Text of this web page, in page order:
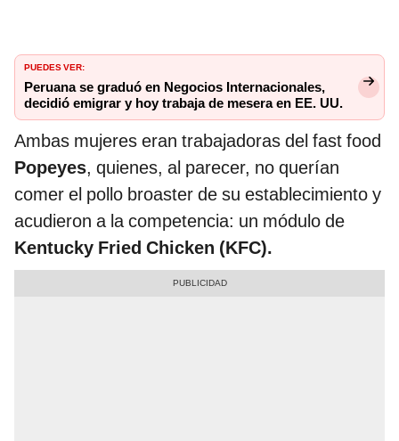
PUEDES VER:
Peruana se graduó en Negocios Internacionales,
decidió emigrar y hoy trabaja de mesera en EE. UU.
Ambas mujeres eran trabajadoras del fast food
Popeyes, quienes, al parecer, no querían
comer el pollo broaster de su establecimiento y
acudieron a la competencia: un módulo de
Kentucky Fried Chicken (KFC).